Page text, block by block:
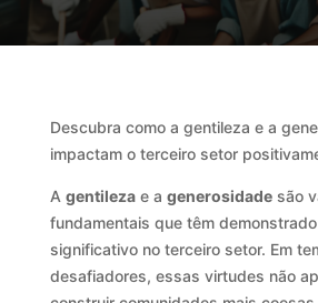
Descubra como a gentileza e a
impactam o terceiro setor
A gentilezae a generosidadesão
fundamentais que têm
significativo no terceiro setor. Em
desafiadores, essas virtudes não